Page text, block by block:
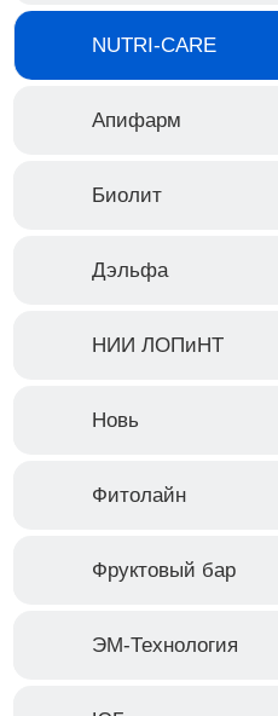
−17%
3.900 руб.
Купить
NUTRI-CARE
Апифарм
Биолит
Дэльфа
НИИ ЛОПиНТ
Новь
Фитолайн
Фруктовый бар
ЭМ-Технология